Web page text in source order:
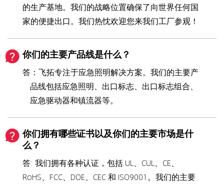
的生产基地。我们的战略位置确保了向世界任何国
家的便捷出口。我们热忱欢迎您来我们工厂参观！
你们的主要产品线是什么？
答：飞拓专注于应急照明解决方案。我们的主要产
品线包括应急照明、出口标志、出口标志组合、
应急驱动器和镇流器等。
你们拥有哪些证书以及你们的主要市场是什
么？
答: 我们拥有各种认证，包括 UL、CUL、CE、
RoHS、FCC、DOE、CEC 和 ISO9001。我们的主要